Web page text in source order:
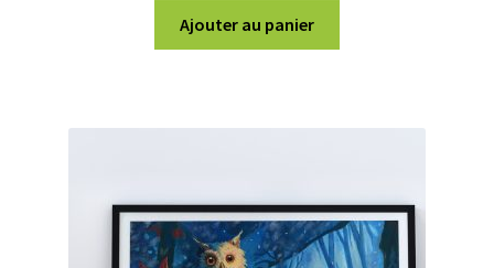
Ajouter au panier